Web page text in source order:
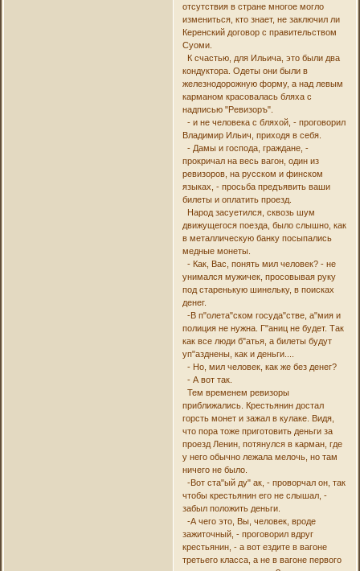
отсутствия в стране многое могло
измениться, кто знает, не заключил ли
Керенский договор с правительством
Суоми.
К счастью, для Ильича, это были два
кондуктора. Одеты они были в
железнодорожную форму, а над левым
карманом красовалась бляха с
надписью "Ревизоръ".
- и не человека с бляхой, - проговорил
Владимир Ильич, приходя в себя.
- Дамы и господа, граждане, -
прокричал на весь вагон, один из
ревизоров, на русском и финском
языках, - просьба предъявить ваши
билеты и оплатить проезд.
Народ засуетился, сквозь шум
движущегося поезда, было слышно, как
в металлическую банку посыпались
медные монеты.
- Как, Вас, понять мил человек? - не
унимался мужичек, просовывая руку
под старенькую шинельку, в поисках
денег.
-В п"олета"ском госуда"стве, а"мия и
полиция не нужна. Г"аниц не будет. Так
как все люди б"атья, а билеты будут
уп"азднены, как и деньги....
- Но, мил человек, как же без денег?
- А вот так.
Тем временем ревизоры
приближались. Крестьянин достал
горсть монет и зажал в кулаке. Видя,
что пора тоже приготовить деньги за
проезд Ленин, потянулся в карман, где
у него обычно лежала мелочь, но там
ничего не было.
-Вот ста"ый ду" ак, - проворчал он, так
чтобы крестьянин его не слышал, -
забыл положить деньги.
-А чего это, Вы, человек, вроде
зажиточный, - проговорил вдруг
крестьянин, - а вот ездите в вагоне
третьего класса, а не в вагоне первого